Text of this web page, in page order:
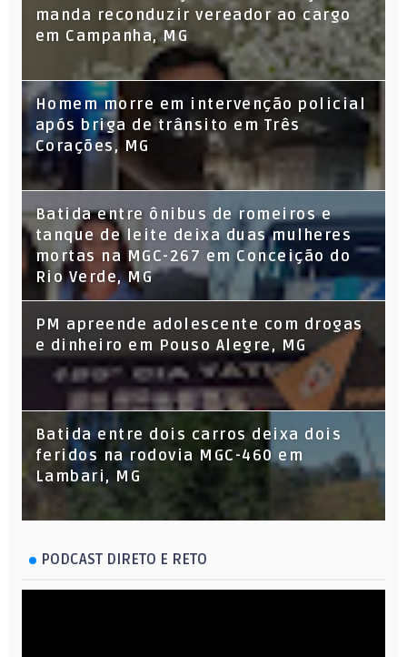
manda reconduzir vereador ao cargo
em Campanha, MG
Homem morre em intervenção policial
após briga de trânsito em Três
Corações, MG
Batida entre ônibus de romeiros e
tanque de leite deixa duas mulheres
mortas na MGC-267 em Conceição do
Rio Verde, MG
PM apreende adolescente com drogas
e dinheiro em Pouso Alegre, MG
Batida entre dois carros deixa dois
feridos na rodovia MGC-460 em
Lambari, MG
PODCAST DIRETO E RETO